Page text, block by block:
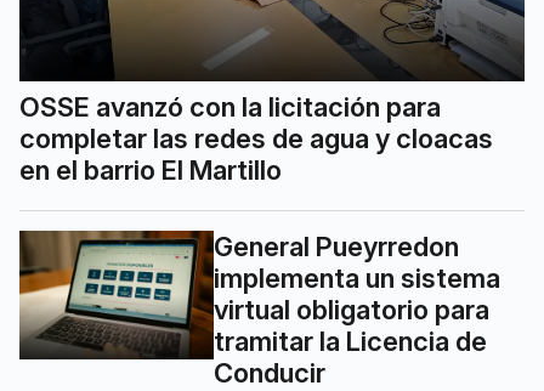
OSSE avanzó con la licitación para
completar las redes de agua y cloacas
en el barrio El Martillo
General Pueyrredon
implementa un sistema
virtual obligatorio para
tramitar la Licencia de
Conducir